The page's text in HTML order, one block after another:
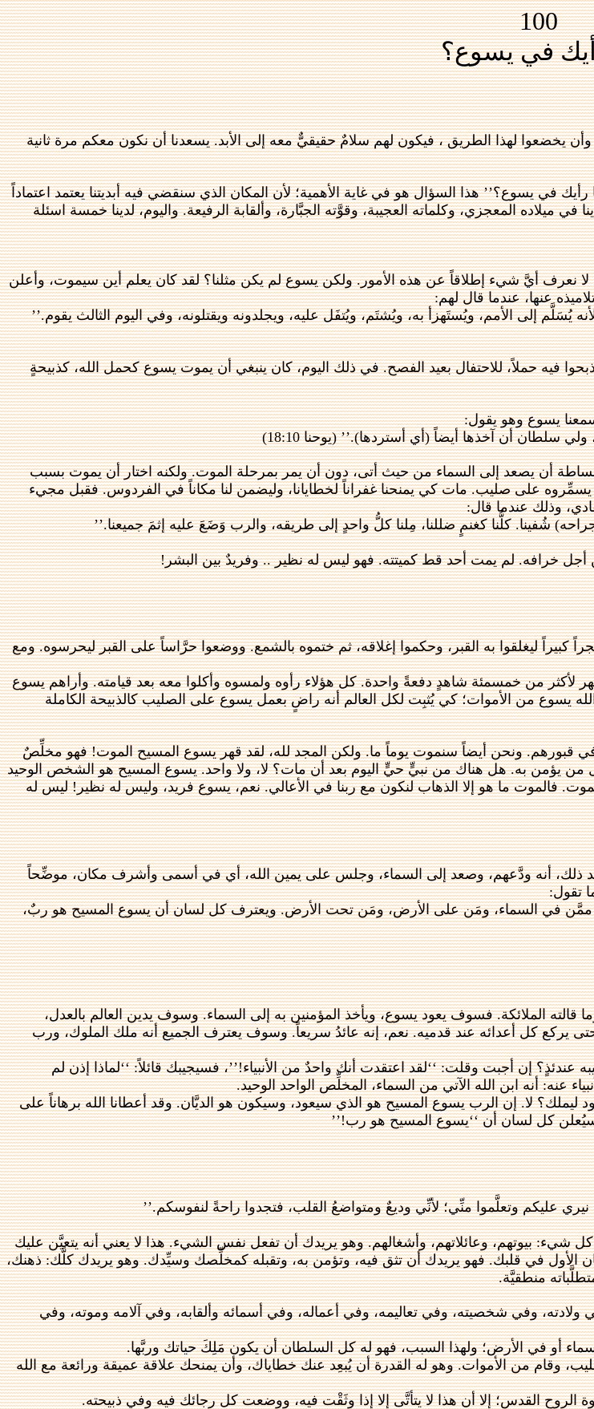
100
في يسوع؟
يخضعوا لهذا الطريق ، فيكون لهم سلامٌ حقيقيٌّ معه إلى الأبد. يسعدنا أن نكون معكم مرة ثانية
في يسوع؟’’ هذا السؤال هو في غاية الأهمية؛ لأن المكان الذي سنقضي فيه أبديتنا يعتمد اعتماداً
ميلاده المعجزي، وكلماته العجيبة، وقوَّته الجبَّارة، وألقابة الرفيعة. واليوم، لدينا خمسة اسئلة
نعرف أيَّ شيء إطلاقاً عن هذه الأمور. ولكن يسوع لم يكن مثلنا؟ لقد كان يعلم أين سيموت، وأعلن
عنها، عندما قال لهم:
إلى الأمم، ويُستَهزأ به، ويُشتَم، ويُتفَل عليه، ويجلدونه ويقتلونه، وفي اليوم الثالث يقوم.’’
فيه حملاً، للاحتفال بعيد الفصح. في ذلك اليوم، كان ينبغي أن يموت يسوع كحمل الله، كذبيحةٍ
يسوع وهو يقول:
أن آخذها أيضاً (أي أستردها).’’ (يوحنا 18:10)
أن يصعد إلى السماء من حيث أتى، دون أن يمر بمرحلة الموت. ولكنه اختار أن يموت بسبب
يسمِّروه على صليب. مات كي يمنحنا غفراناً لخطايانا، وليضمن لنا مكاناً في الفردوس. فقبل مجيء
وذلك عندما قال:
شُفينا. كلُّنا كغنمٍ ضللنا، مِلنا كلُّ واحدٍ إلى طريقه، والرب وَضَعَ عليه إثمَ جميعنا.’’
أجل خرافه. لم يمت أحد قط كميتته. فهو ليس له نظير .. وفريدٌ بين البشر!
ليغلقوا به القبر، وحكموا إغلاقه، ثم ختموه بالشمع. ووضعوا حرَّاساً على القبر ليحرسوه. ومع
لأكثر من خمسمئة شاهدٍ دفعةً واحدة. كل هؤلاء رأوه ولمسوه وأكلوا معه بعد قيامته. وأراهم يسوع
يسوع من الأموات؛ كي يُثبِت لكل العالم أنه راضٍ بعمل يسوع على الصليب كالذبيحة الكاملة
في قبورهم. ونحن أيضاً سنموت يوماً ما. ولكن المجد لله، لقد قهر يسوع المسيح الموت! فهو مخلِّصٌ
به. هل هناك من نبيٍّ حيٍّ اليوم بعد أن مات؟ لا، ولا واحد. يسوع المسيح هو الشخص الوحيد
فالموت ما هو إلا الذهاب لنكون مع ربنا في الأعالي. نعم، يسوع فريد، وليس له نظير! ليس له
بعد ذلك، أنه ودَّعهم، وصعد إلى السماء، وجلس على يمين الله، أي في أسمى وأشرف مكان، موضِّحاً
تقول:
ممَّن في السماء، ومَن على الأرض، ومَن تحت الأرض. ويعترف كل لسان أن يسوع المسيح هو ربٌ،
قالته الملائكة. فسوف يعود يسوع، ويأخذ المؤمنين به إلى السماء. وسوف يدين العالم بالعدل،
يركع كل أعدائه عند قدميه. نعم، إنه عائدُ سريعاً. وسوف يعترف الجميع أنه ملك الملوك، ورب
إن أجبت وقلت: ‘‘لقد اعتقدت أنك واحدٌ من الأنبياء!’’، فسيجيبك قائلاً: ‘‘لماذا إذن لم
عنه: أنه ابن الله الآتي من السماء، المخلِّص الواحد الوحيد.
لا. إن الرب يسوع المسيح هو الذي سيعود، وسيكون هو الديَّان. وقد أعطانا الله برهاناً على
كل لسان أن ‘‘يسوع المسيح هو رب!’’
نيري عليكم وتعلَّموا منِّي؛ لأنِّي وديعٌ ومتواضعُ القلب، فتجدوا راحةً لنفوسكم.’’
كل شيء: بيوتهم، وعائلاتهم، وأشغالهم. وهو يريدك أن تفعل نفس الشيء. هذا لا يعني أنه يتعيَّن عليك
الأول في قلبك. فهو يريدك أن تثق فيه، وتؤمن به، وتقبله كمخلِّصك وسيِّدك. وهو يريدك كلَّك: ذهنك،
منطقيَّة.
وفي شخصيته، وفي تعاليمه، وفي أعماله، وفي أسمائه وألقابه، وفي آلامه وموته، وفي
أو في الأرض؛ ولهذا السبب، فهو له كل السلطان أن يكون مَلِكَ حياتك وربَّها.
من الأموات. وهو له القدرة أن يُبعِد عنك خطاياك، وأن يمنحك علاقة عميقة ورائعة مع الله
القدس؛ إلا أن هذا لا يتأتَّى إلا إذا وثَقْت فيه، ووضعت كل رجائك فيه وفي ذبيحته.